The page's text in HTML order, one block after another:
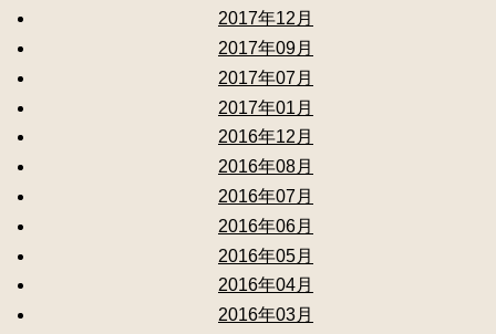
2017年12月
2017年09月
2017年07月
2017年01月
2016年12月
2016年08月
2016年07月
2016年06月
2016年05月
2016年04月
2016年03月